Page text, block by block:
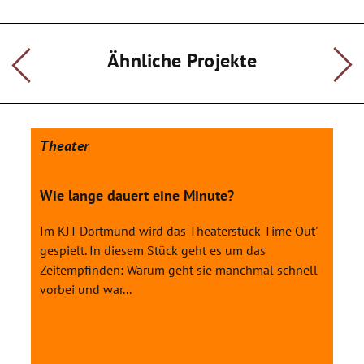
Theatercollage präsentiert.Ähnliche Projekte
Theater
Wie lange dauert eine Minute?
Im KJT Dortmund wird das Theaterstück Time Out'
gespielt. In diesem Stück geht es um das
Zeitempfinden: Warum geht sie manchmal schnell
vorbei und war...